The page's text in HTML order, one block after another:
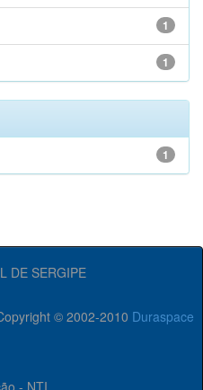
1
1
1
DE SERGIPE
© 2002-2010 Duraspace
- NTI